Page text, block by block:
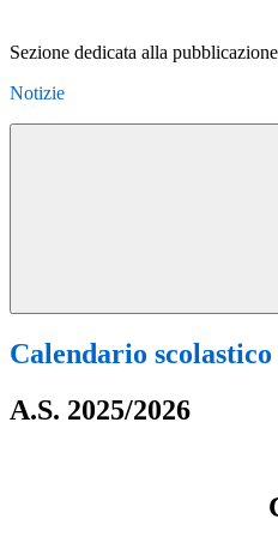
Sezione dedicata alla
Notizie
Calendario scolastico
A.S. 2025/2026